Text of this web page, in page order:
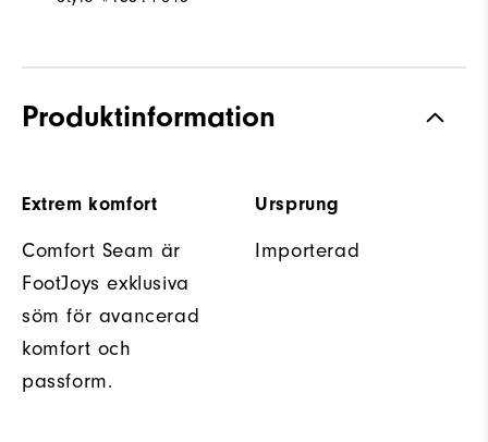
Produktinformation
Extrem komfort
Comfort Seam är
FootJoys exklusiva
söm för avancerad
komfort och
passform.
Ursprung
Importerad